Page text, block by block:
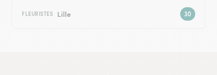
FLEURISTES Lille